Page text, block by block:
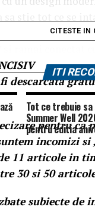
descarcata
pentru ca
incomizi
11 articole in
30 si 50
subiecte
CITESTE IN
ITI
Tot ce trebuie
Summer Well
pentru editia